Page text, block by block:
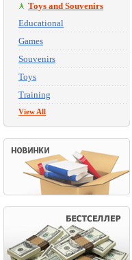
Toys and Souvenirs
Educational
Games
Souvenirs
Toys
Training
View All